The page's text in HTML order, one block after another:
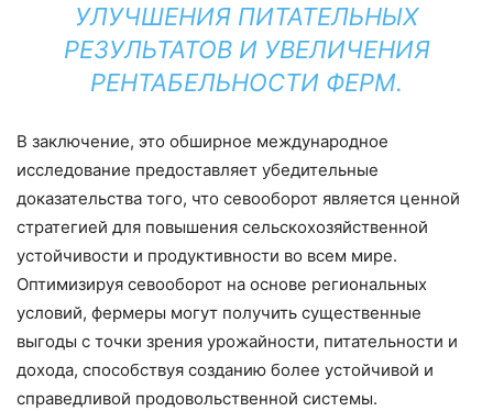
УЛУЧШЕНИЯ ПИТАТЕЛЬНЫХ
РЕЗУЛЬТАТОВ И УВЕЛИЧЕНИЯ
РЕНТАБЕЛЬНОСТИ ФЕРМ.
В заключение, это обширное международное
исследование предоставляет убедительные
доказательства того, что севооборот является ценной
стратегией для повышения сельскохозяйственной
устойчивости и продуктивности во всем мире.
Оптимизируя севооборот на основе региональных
условий, фермеры могут получить существенные
выгоды с точки зрения урожайности, питательности и
дохода, способствуя созданию более устойчивой и
справедливой продовольственной системы.